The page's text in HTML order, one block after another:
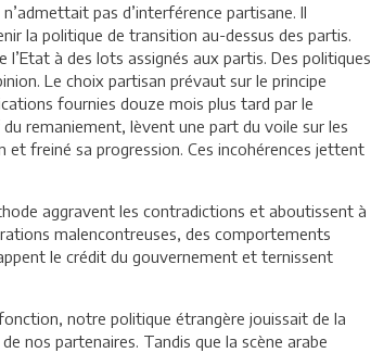
pas d’interférence partisane. Il
la politique de transition au-dessus des partis.
à des lots assignés aux partis. Des politiques
Le choix partisan prévaut sur le principe
fournies douze mois plus tard par le
remaniement, lèvent une part du voile sur les
freiné sa progression. Ces incohérences jettent
aggravent les contradictions et aboutissent à
malencontreuses, des comportements
le crédit du gouvernement et ternissent
notre politique étrangère jouissait de la
nos partenaires. Tandis que la scène arabe